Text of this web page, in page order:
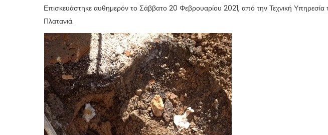
Επισκευάστηκε αυθημερόν το Σάββατο 20 Φεβρουαρίου 2021, από την Τεχνική
Πλατανιά.